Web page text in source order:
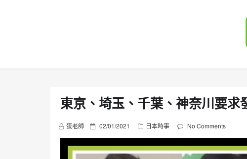
東京、埼玉、千葉、神奈川要求
蛋老師
P
t
02/01/2021 日本時事 No Comments